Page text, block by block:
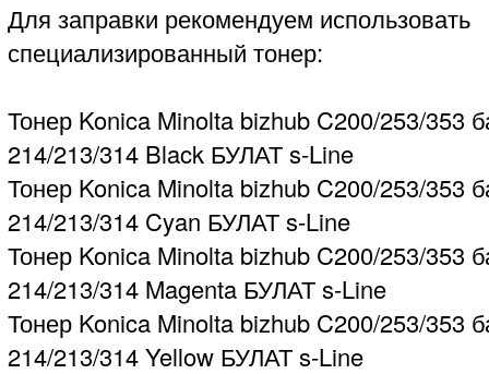
Для заправки рекомендуем использовать
специализированный тонер:
Тонер Konica Minolta bizhub C200/253/353
214/213/314 Black БУЛАТ s-Line
Тонер Konica Minolta bizhub C200/253/353
214/213/314 Cyan БУЛАТ s-Line
Тонер Konica Minolta bizhub C200/253/353
214/213/314 Magenta БУЛАТ s-Line
Тонер Konica Minolta bizhub C200/253/353
214/213/314 Yellow БУЛАТ s-Line